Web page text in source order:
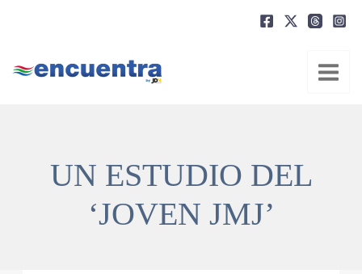
UN ESTUDIO DEL
‘JOVEN JMJ’